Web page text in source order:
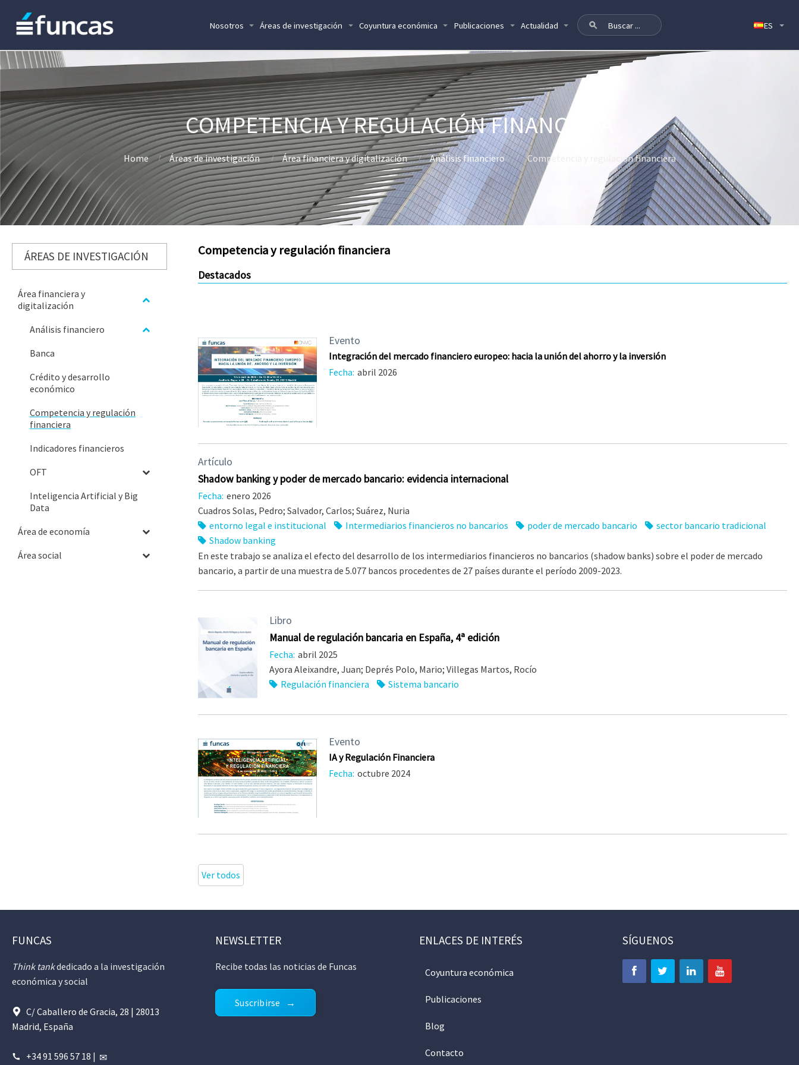
Nosotros Áreas de investigación Coyuntura económica Publicaciones Actualidad
COMPETENCIA Y REGULACIÓN FINANCIERA
Home Áreas de investigación Área financiera y digitalización Análisis financiero Competencia y regulación financiera
Competencia y regulación financiera
Destacados
Evento
Integración del mercado financiero europeo: hacia la unión del ahorro y la inversión
Fecha: abril 2026
Artículo
Shadow banking y poder de mercado bancario: evidencia internacional
Fecha: enero 2026
Cuadros Solas, Pedro; Salvador, Carlos; Suárez, Nuria
entorno legal e institucional
Intermediarios financieros no bancarios poder de mercado bancario
sector bancario tradicional
Shadow banking
En este trabajo se analiza el efecto del desarrollo de los intermediarios financieros no bancarios (shadow banks) sobre el poder de mercado
bancario, a partir de una muestra de 5.077 bancos procedentes de 27 países durante el período 2009-2023.
Libro
Manual de regulación bancaria en España, 4ª edición
Fecha: abril 2025
Ayora Aleixandre, Juan; Deprés Polo, Mario; Villegas Martos, Rocío
Regulación financiera
Sistema bancario
Evento
IA y Regulación Financiera
Fecha: octubre 2024
Ver todos
ÁREAS DE INVESTIGACIÓN
Área financiera y
digitalización
Análisis financiero
Banca
Crédito y desarrollo
económico
Competencia y regulación
financiera
Indicadores financieros
OFT
Inteligencia Artificial y Big
Data
Área de economía
Área social
FUNCAS
Think tankdedicado a la investigación
económica y social
C/ Caballero de Gracia, 28 | 28013
Madrid, España
+34 91 596 57 18 |
NEWSLETTER
Recibe todas las noticias de Funcas
Suscribirse
ENLACES DE INTERÉS
Coyuntura económica
Publicaciones
Blog
Contacto
SÍGUENOS